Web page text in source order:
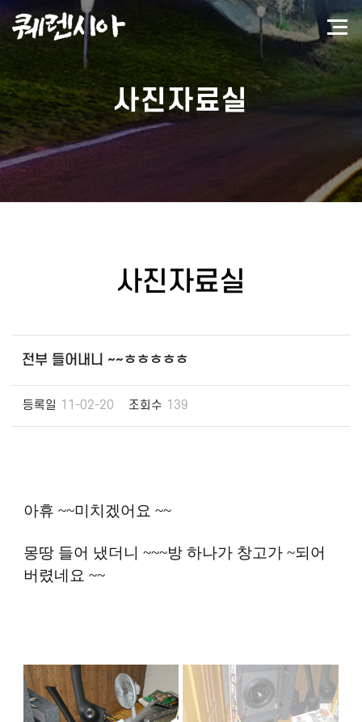
사진자료실
사진자료실
전부 들어내니 ~~ㅎㅎㅎㅎㅎ
등록일 11-02-20 조회수 139
아휴 ~~미치겠어요 ~~
몽땅 들어 냈더니 ~~~방 하나가 창고가 ~되어
버렸네요 ~~